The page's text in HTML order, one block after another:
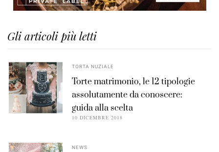
Gli articoli più letti
TORTA NUZIALE
Torte matrimonio, le 12 tipologie
assolutamente da conoscere:
guida alla scelta
10 DICEMBRE 2018
NEWS